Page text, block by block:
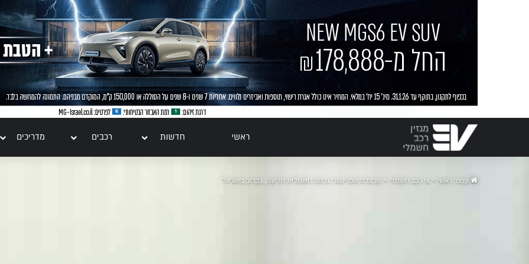
ראשי חדשות רכבים מדריכים
עמוד ראשי> צי רכב חשמלי> מרצדס ספרינטר: גרסה חשמלית חדשה, בקרוב בישראל